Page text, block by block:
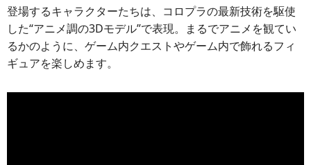
登場するキャラクターたちは、コロプラの最新技術を駆使
した“アニメ調の3Dモデル”で表現。まるでアニメを観てい
るかのように、ゲーム内クエストやゲーム内で飾れるフィ
ギュアを楽しめます。